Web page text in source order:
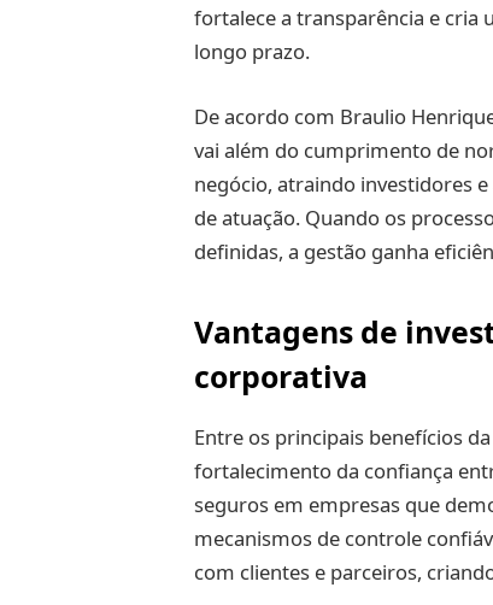
fortalece a transparência e cria
longo prazo.
De acordo com Braulio
vai além do cumprimento de
negócio, atraindo investidores
de atuação. Quando os
definidas, a gestão ganha
Vantagens de
corporativa
Entre os principais benefícios
fortalecimento da confiança
seguros em empresas que
mecanismos de controle
com clientes e parceiros,